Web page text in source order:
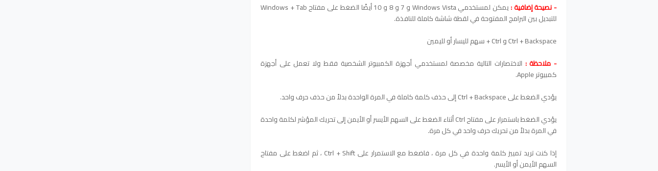
- نصيحة إضافية :
يمكن لمستخدمي Windows Vista و 7 و 8 و 10 أيضًا الضغط على مفتاح Windows + Tab
للتبديل بين البرامج المفتوحة في لقطة شاشة كاملة للنافذة.
Ctrl + Backspace و Ctrl + سهم لليسار أو لليمين
- ملاحظة : الاختصارات التالية مخصصة لمستخدمي أجهزة الكمبيوتر الشخصية فقط ولا تعمل على أجهزة
كمبيوتر Apple.
يؤدي الضغط على Ctrl + Backspace إلى حذف كلمة كاملة في المرة الواحدة بدلاً من حذف حرف واحد.
يؤدي الضغط باستمرار على مفتاح Ctrl أثناء الضغط على السهم الأيسر أو الأيمن إلى تحريك المؤشر لكلمة واحدة
في المرة بدلاً من تحريك حرف واحد في كل مرة.
إذا كنت تريد تمييز كلمة واحدة في كل مرة ، فاضغط مع الاستمرار على Ctrl + Shift ، ثم اضغط على مفتاح
السهم الأيمن أو الأيسر.